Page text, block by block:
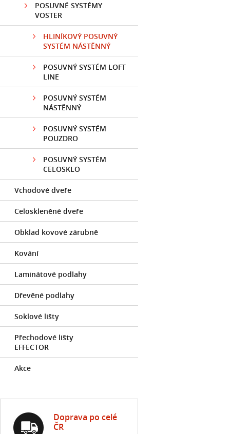
POSUVNÉ SYSTÉMY
VOSTER
HLINÍKOVÝ POSUVNÝ
SYSTÉM NÁSTĚNNÝ
POSUVNÝ SYSTÉM LOFT
LINE
POSUVNÝ SYSTÉM
NÁSTĚNNÝ
POSUVNÝ SYSTÉM
POUZDRO
POSUVNÝ SYSTÉM
CELOSKLO
Vchodové dveře
Celoskleněné dveře
Obklad kovové zárubně
Kování
Laminátové podlahy
Dřevěné podlahy
Soklové lišty
Přechodové lišty
EFFECTOR
Akce
Doprava po celé
ČR